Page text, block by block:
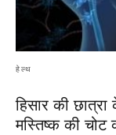
हेल्थ
हिसार की छात्रा
मस्तिष्क की